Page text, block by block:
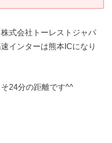
式会社トーレストジャパ
インターは熊本ICになり
24分の距離です^^